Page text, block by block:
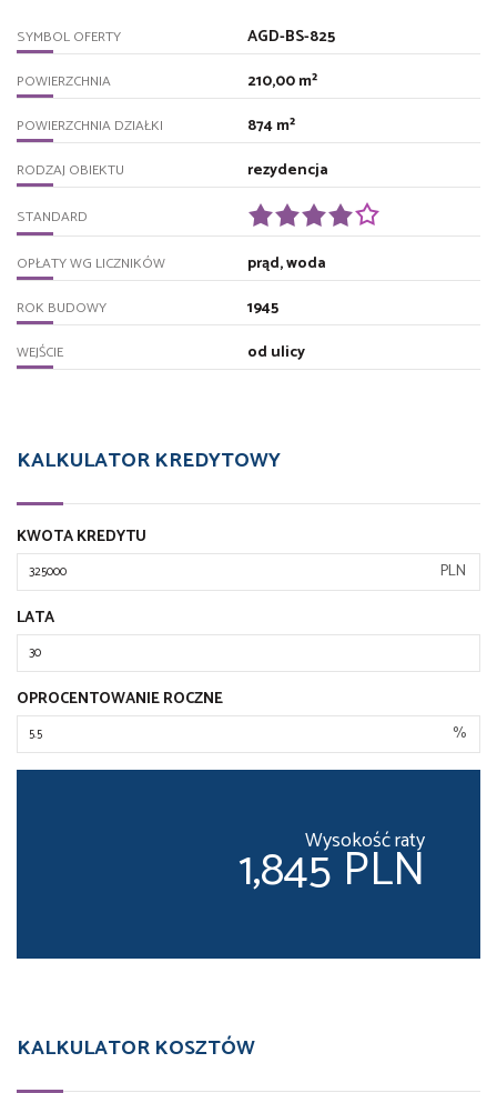
SYMBOL OFERTY AGD-BS-825
POWIERZCHNIA 210,00 m²
POWIERZCHNIA DZIAŁKI 874 m²
RODZAJ OBIEKTU rezydencja
STANDARD
OPŁATY WG LICZNIKÓW prąd, woda
ROK BUDOWY 1945
WEJŚCIE od ulicy
KALKULATOR KREDYTOWY
KWOTA KREDYTU
PLN
LATA
OPROCENTOWANIE ROCZNE
%
Wysokość raty
1,845 PLN
KALKULATOR KOSZTÓW